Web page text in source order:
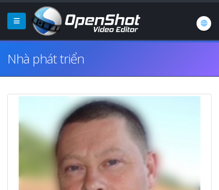
Nhà phát triển